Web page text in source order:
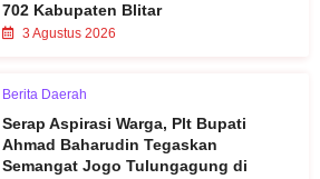
702 Kabupaten Blitar
3 Agustus 2026
Berita Daerah
Serap Aspirasi Warga, Plt Bupati
Ahmad Baharudin Tegaskan
Semangat Jogo Tulungagung di